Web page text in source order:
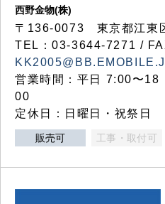
西野金物(株)
〒136-0073 東京都江東
TEL：03‐3644‐7271 /
営業時間：平日 7:00〜
00
定休日：日曜日・祝祭日
販売可 工事・取付可